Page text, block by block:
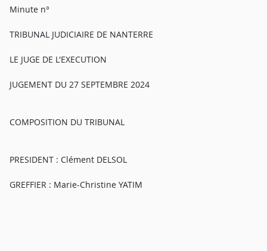
Minute n°
TRIBUNAL JUDICIAIRE DE NANTERRE
LE JUGE DE L'EXECUTION
JUGEMENT DU 27 SEPTEMBRE 2024
COMPOSITION DU TRIBUNAL
PRESIDENT : Clément DELSOL
GREFFIER : Marie-Christine YATIM